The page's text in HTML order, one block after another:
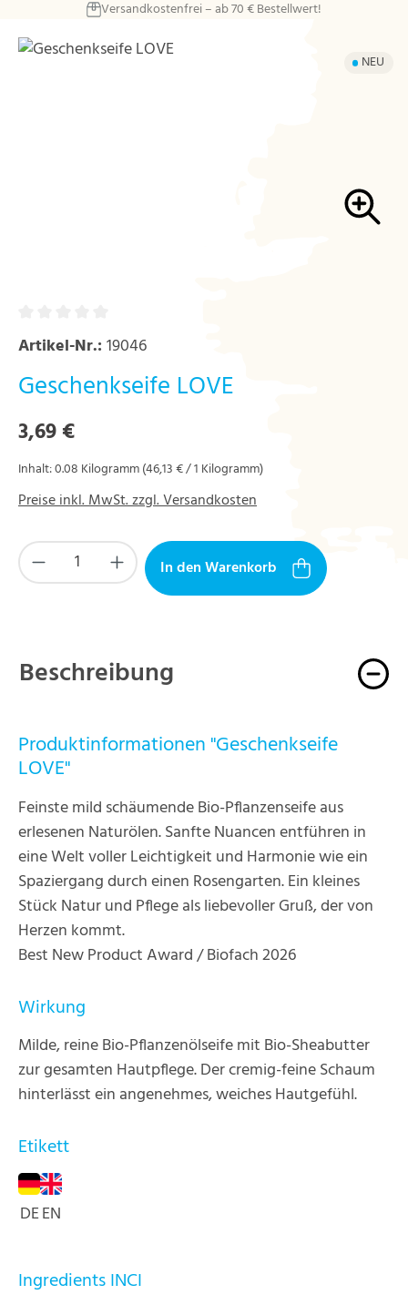
Zum Hauptinhalt springenVersandkostenfrei – ab 70 € Bestellwert!
Bildergalerie überspringen
NEU
Artikel-Nr.: 19046
Geschenkseife LOVE
Regulärer Preis:
3,69 €
Inhalt:0.08 Kilogramm(46,13 € / 1 Kilogramm)
Preise inkl. MwSt. zzgl. Versandkosten
Produkt Anzahl: Gib den gewünschten Wert
In den Warenkorb
Beschreibung
Produktinformationen "Geschenkseife
LOVE"
Feinste mild schäumende Bio-Pflanzenseife aus
erlesenen Naturölen. Sanfte Nuancen entführen in
eine Welt voller Leichtigkeit und Harmonie wie ein
Spaziergang durch einen Rosengarten. Ein kleines
Stück Natur und Pflege als liebevoller Gruß, der von
Herzen kommt.
Best New Product Award / Biofach 2026
Wirkung
Milde, reine Bio-Pflanzenölseife mit Bio-Sheabutter
zur gesamten Hautpflege. Der cremig-feine Schaum
hinterlässt ein angenehmes, weiches Hautgefühl.
Etikett
DEEN
Ingredients INCI